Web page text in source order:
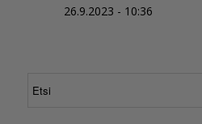
26.9.2023 - 10:36